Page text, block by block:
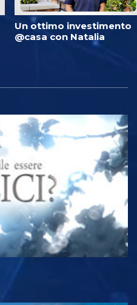
Un ottimo investimento
@casa con Natalia